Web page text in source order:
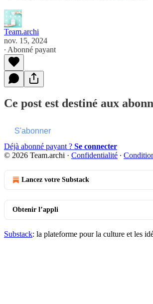
Team.archi
nov. 15, 2024
∙ Abonné payant
Ce post est destiné aux
S'abonner
Déjà abonné payant ? Se connecter
© 2026 Team.archi · Confidentialité ∙
Lancez votre Substack
Obtenir l’appli
Substack: la plateforme pour la culture et les